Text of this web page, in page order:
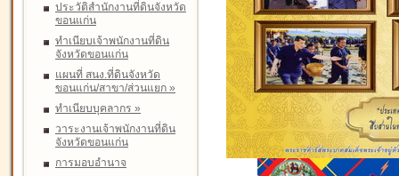
ประวัติสำนักงานที่ดินจังหวัด
ขอนแก่น
ทำเนียบเจ้าพนักงานที่ดิน
จังหวัดขอนแก่น
แผนที่ สนง.ที่ดินจังหวัด
ขอนแก่น/สาขา/ส่วนแยก »
ทำเนียบบุคลากร »
วาระงานเจ้าพนักงานที่ดิน
จังหวัดขอนแก่น
การมอบอำนาจ